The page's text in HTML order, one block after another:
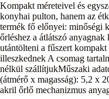
Kompakt méreteivel és
konyhai pulton, hanem az
termék fő előnyei: minőségi
őrléshez a átlátszó
utántölteni a fűszert
illeszkednek A csomag
nélkül szállítjukMűszaki
(átmérő x magasság): 5,2 x
akril őrlő mechanizmus